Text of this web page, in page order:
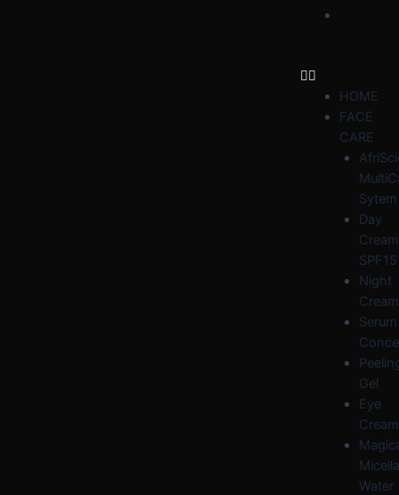
HOME
FACE
CARE
Sytem
Day
Cream
SPF15
Night
Cream
Serum
Gel
Eye
Cream
Water